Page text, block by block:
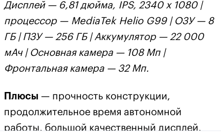
Дисплей — 6,81 дюйма, IPS, 2340 х 1080 |
процессор — MediaTek Helio G99 | ОЗУ — 8
ГБ | ПЗУ — 256 ГБ | Аккумулятор — 22 000
мАч | Основная камера — 108 Мп |
Фронтальная камера — 32 Мп.
Плюсы — прочность конструкции,
продолжительное время автономной
работы, большой качественный дисплей,